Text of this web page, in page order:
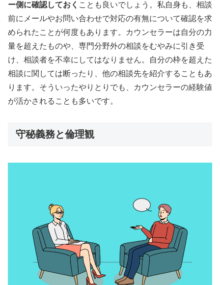
ー側に確認しておく ことも良いでしょう。私自身も、相談
前にメールやお問い合わせで対応の有無について確認を求
められたことが何度もあります。カウンセラーは自分の力
量を超えたものや、専門分野外の相談をむやみに引き受
け、相談者を不幸にしてはなりません。自分の枠を超えた
相談に関しては断ったり、他の相談先を紹介することもあ
ります。そういったやりとりでも、カウンセラーの経験値
が活かされることも多いです。
守秘義務と倫理観